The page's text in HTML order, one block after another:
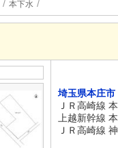
本下水
埼玉県本庄
ＪＲ高崎線
上越新幹線
ＪＲ高崎線